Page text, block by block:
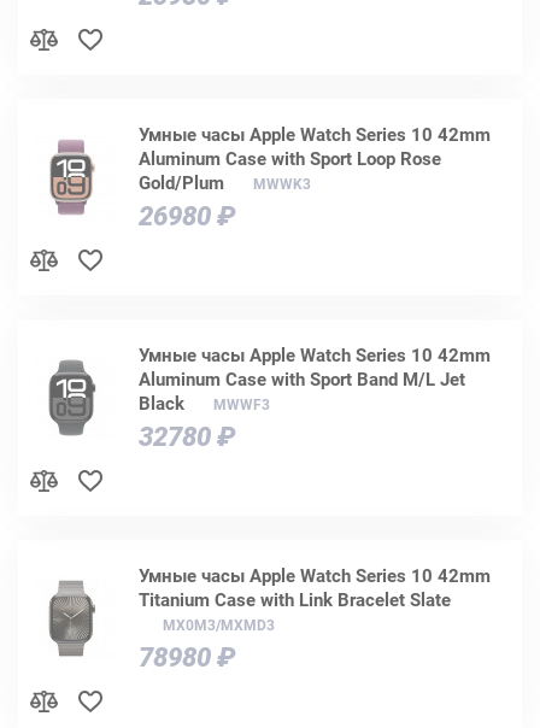
Умные часы Apple Watch Series 10 42mm
Aluminum Case with Sport Loop Rose
Gold/Plum
MWWK3
26980 ₽
Умные часы Apple Watch Series 10 42mm
Aluminum Case with Sport Band M/L Jet
Black
MWWF3
32780 ₽
Умные часы Apple Watch Series 10 42mm
Titanium Case with Link Bracelet Slate
MX0M3/MXMD3
78980 ₽